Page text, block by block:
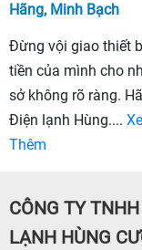
Hãng, Minh Bạch
Đừng vội giao thiết
tiền của mình cho
sở không rõ ràng.
Điện lạnh Hùng....
Thêm
CÔNG TY
LẠNH HÙNG